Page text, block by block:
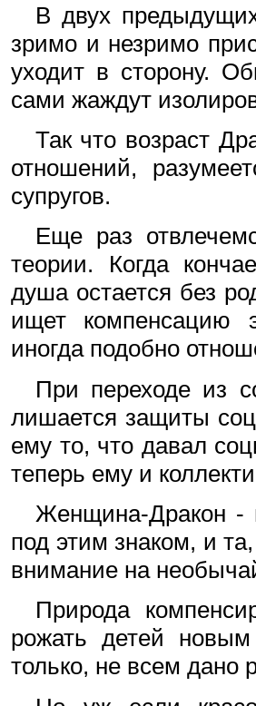
В двух
зримо и незримо
уходит в сторону.
сами жаждут
Так что возраст
отношений,
супругов.
Еще раз
теории. Когда
душа остается без
ищет компенсацию
иногда подобно
При переходе из
лишается защиты
ему то, что давал
теперь ему и
Женщина-Дракон -
под этим знаком, и
внимание на
Природа
рожать детей
только, не всем дано